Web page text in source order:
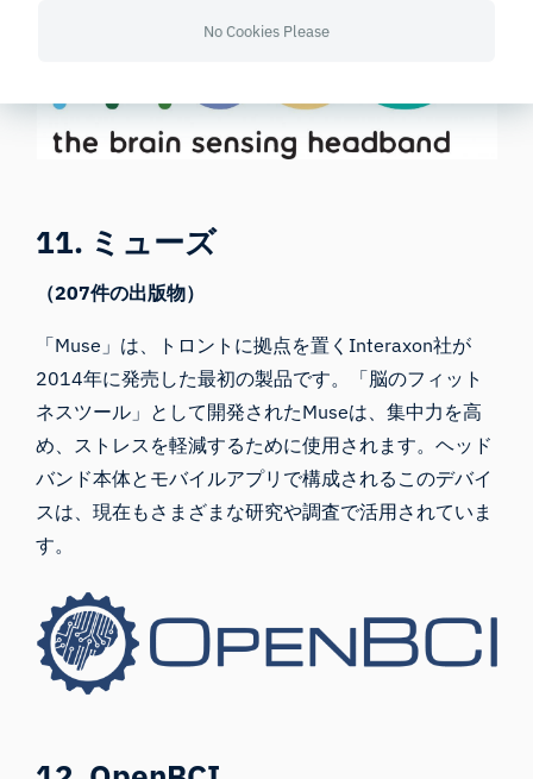
11. ミューズ
（207件の出版物）
「Muse」 は、トロントに拠点を置くInteraxon社が
2014年に発売した最初の製品です。「脳のフィット
ネスツール」として開発されたMuseは、集中力を高
め、ストレスを軽減するために使用されます。ヘッド
バンド本体とモバイルアプリで構成されるこのデバイ
スは、現在もさまざまな研究や調査で活用されていま
す。
No Cookies Please